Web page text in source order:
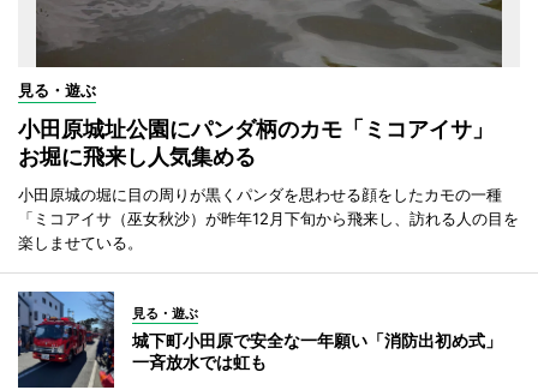
見る・遊ぶ
小田原城址公園にパンダ柄のカモ「ミコアイサ」
お堀に飛来し人気集める
小田原城の堀に目の周りが黒くパンダを思わせる顔をしたカモの一種
「ミコアイサ（巫女秋沙）が昨年12月下旬から飛来し、訪れる人の目を
楽しませている。
見る・遊ぶ
城下町小田原で安全な一年願い「消防出初め式」
一斉放水では虹も